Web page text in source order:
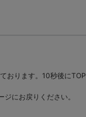
おります。10秒後にTOP
にお戻りください。